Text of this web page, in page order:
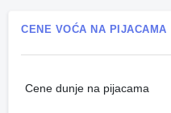
CENE VOĆA NA PIJACAMA
Cene dunje na pijacama